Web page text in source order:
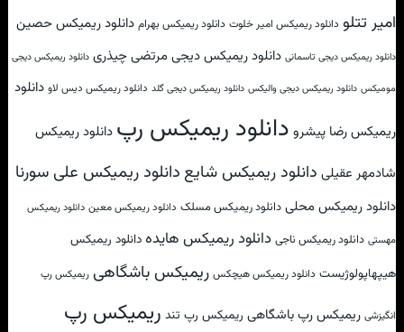
امیر تتلو دانلود ریمیکس امیر خلوت دانلود ریمیکس بهرام دانلود ریمیکس حصین
دانلود ریمیکس دیجی تاسمانی دانلود ریمیکس دیجی مرتضی چیذری دانلود ریمیکس دیجی
مومیکس دانلود ریمیکس دیجی والیکس دانلود ریمیکس دیجی گلد دانلود ریمیکس دیس لاو دانلود
ریمیکس رضا پیشرو دانلود ریمیکس رپ دانلود ریمیکس
شادمهر عقیلی دانلود ریمیکس شایع دانلود ریمیکس علی سورنا
دانلود ریمیکس محلی دانلود ریمیکس مسلک دانلود ریمیکس معین دانلود ریمیکس
مهستی دانلود ریمیکس ناجی دانلود ریمیکس هایدهدانلود ریمیکس
هیپهاپولوژیست دانلود ریمیکس هیچکس ریمیکس باشگاهی ریمیکس رپ
انگیزشی ریمیکس رپ باشگاهی ریمیکس رپ تند ریمیکس رپ